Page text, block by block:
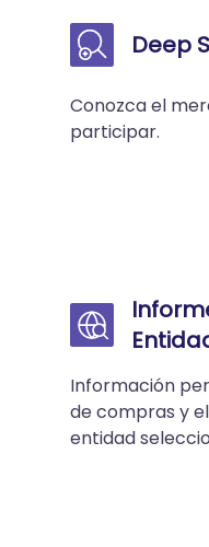
Deep
Conozca el
participar.
Información
de compras y
entidad